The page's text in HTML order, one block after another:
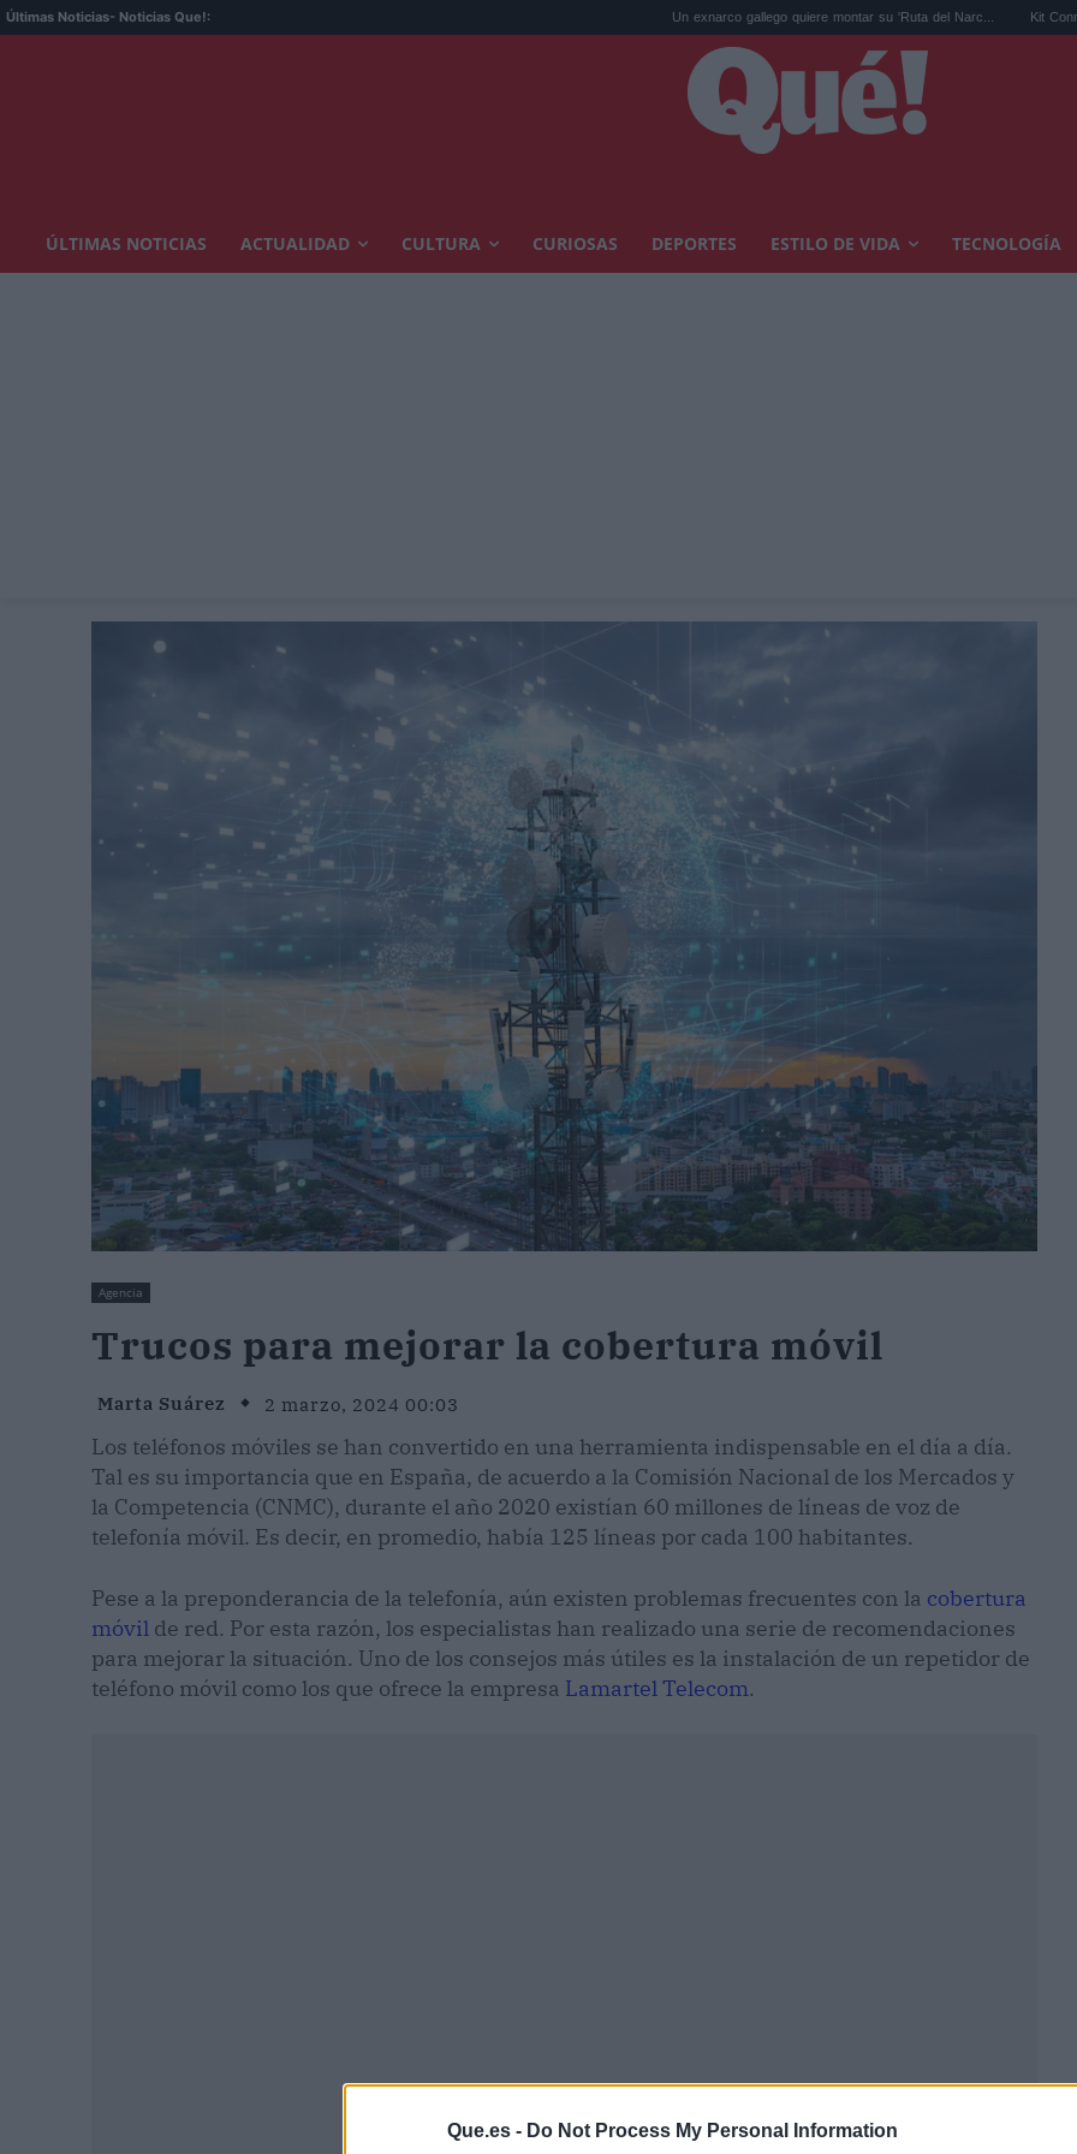
Que.es - Do Not Process My Personal Information
Últimas Noticias- Noticias Que!: Un exnarco gallego quiere montar su 'Ruta del Narc... Kit Connor será
ÚLTIMAS NOTICIAS ACTUALIDAD CULTURA CURIOSAS DEPORTES ESTILO DE VIDA TECNOLOGÍA
Agencia
Trucos para mejorar la cobertura móvil
Marta Suárez 2 marzo, 2024 00:03
Los teléfonos móviles se han convertido en una herramienta indispensable en el día a día.
Tal es su importancia que en España, de acuerdo a la Comisión Nacional de los Mercados y
la Competencia (CNMC), durante el año 2020 existían 60 millones de líneas de voz de
telefonía móvil. Es decir, en promedio, había 125 líneas por cada 100 habitantes.
Pese a la preponderancia de la telefonía, aún existen problemas frecuentes con la cobertura
móvil de red. Por esta razón, los especialistas han realizado una serie de recomendaciones
para mejorar la situación. Uno de los consejos más útiles es la instalación de un repetidor de
teléfono móvil como los que ofrece la empresa Lamartel Telecom.